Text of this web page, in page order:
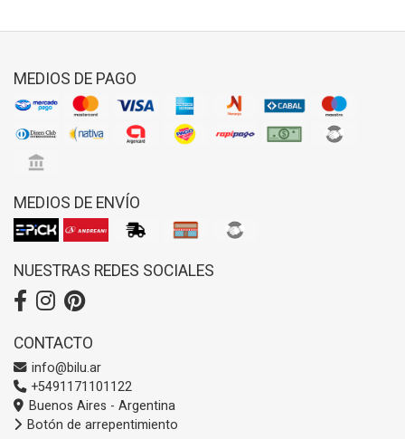
MEDIOS DE PAGO
MEDIOS DE ENVÍO
NUESTRAS REDES SOCIALES
CONTACTO
info@bilu.ar
+5491171101122
Buenos Aires - Argentina
Botón de arrepentimiento